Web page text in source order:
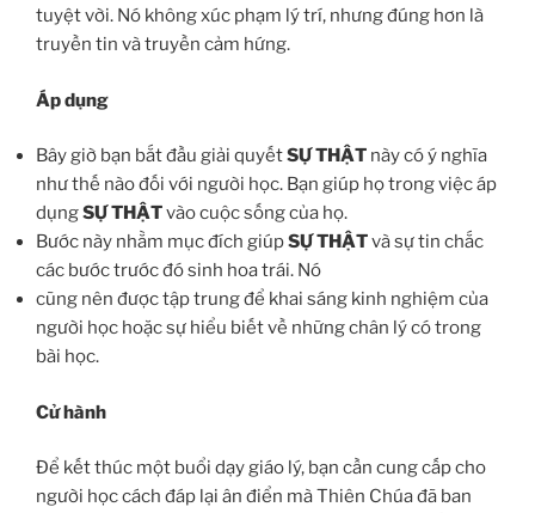
tuyệt vời. Nó không xúc phạm lý trí, nhưng đúng hơn là
truyền tin và truyền cảm hứng.
Áp dụng
Bây giờ bạn bắt đầu giải quyếtSỰ THẬT này có ý nghĩa
như thế nào đối với người học. Bạn giúp họ trong việc áp
dụngSỰ THẬTvào cuộc sống của họ.
Bước này nhằm mục đích giúpSỰ THẬTvà sự tin chắc
các bước trước đó sinh hoa trái. Nó
cũng nên được tập trung để khai sáng kinh nghiệm của
người học hoặc sự hiểu biết về những chân lý có trong
bài học.
Cử hành
Để kết thúc một buổi dạy giáo lý, bạn cần cung cấp cho
người học cách đáp lại ân điển mà Thiên Chúa đã ban